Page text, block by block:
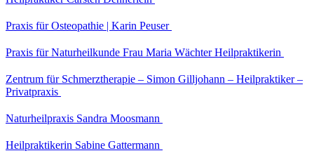
Praxis für Osteopathie | Karin Peuser
Praxis für Naturheilkunde Frau Maria Wächter Heilpraktikerin
Zentrum für Schmerztherapie – Simon Gilljohann – Heilpraktiker –
Privatpraxis
Naturheilpraxis Sandra Moosmann
Heilpraktikerin Sabine Gattermann